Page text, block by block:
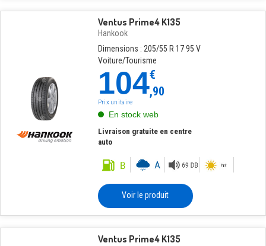
Ventus Prime4 K135
Hankook
Dimensions : 205/55 R 17 95 V
Voiture/Tourisme
104€
,90
Prix unitaire
En stock web
Livraison gratuite en centre
auto
Voir le produit
Ventus Prime4 K135